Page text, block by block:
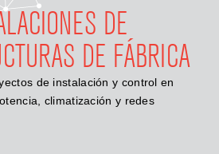
DE
DE FÁBRICA
de instalación y control en
climatización y redes